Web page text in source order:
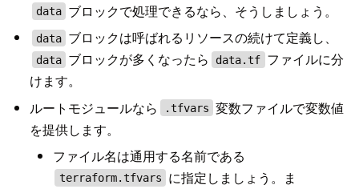
data ブロックで処理できるなら、そうしましょう。
data ブロックは呼ばれるリソースの続けて定義し、
data ブロックが多くなったら data.tf ファイルに分
けます。
ルートモジュールなら
.tfvars 変数ファイルで変数値
を提供します。
ファイル名は通用する名前である
terraform.tfvars
に指定しましょう。ま